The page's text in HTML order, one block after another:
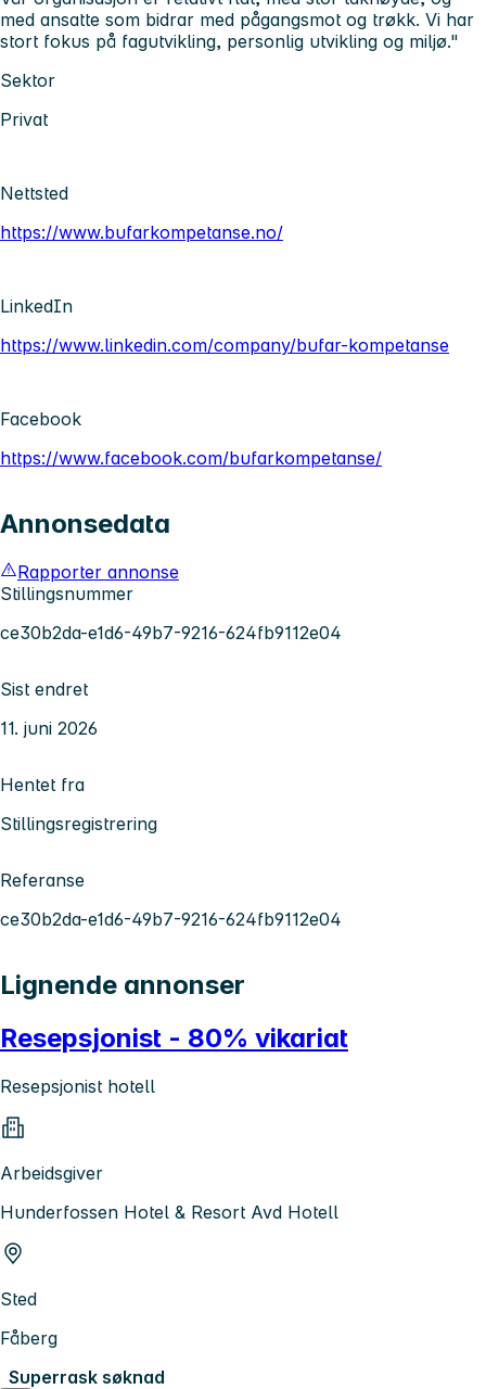
med ansatte som bidrar med pågangsmot og trøkk. Vi har
stort fokus på fagutvikling, personlig utvikling og miljø."
Sektor
Privat
Nettsted
https://www.bufarkompetanse.no/
LinkedIn
https://www.linkedin.com/company/bufar-kompetanse
Facebook
https://www.facebook.com/bufarkompetanse/
Annonsedata
Rapporter annonse
Stillingsnummer
ce30b2da-e1d6-49b7-9216-624fb9112e04
Sist endret
11. juni 2026
Hentet fra
Stillingsregistrering
Referanse
ce30b2da-e1d6-49b7-9216-624fb9112e04
Lignende annonser
Resepsjonist - 80% vikariat
Resepsjonist hotell
Arbeidsgiver
Hunderfossen Hotel & Resort Avd Hotell
Sted
Fåberg
Superrask søknad